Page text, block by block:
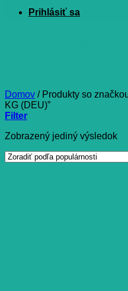
Domov /Produkty so
KG (DEU)”
Filter
Zobrazený jediný výsledok